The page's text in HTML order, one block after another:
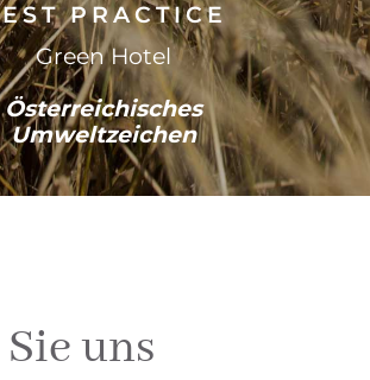
PRACTICE
Green Hotel
Österreichisches
Umweltzeichen
uns